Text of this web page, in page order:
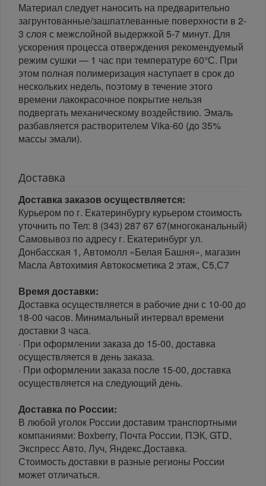
Материал следует наносить на предварительно
загрунтованные/зашпатлеванные поверхности в 2-
3 слоя с межслойной выдержкой 5-7 минут. Для
ускорения процесса отверждения рекомендуемый
режим сушки — 1 час при температуре 60°С. При
этом полная полимеризация наступает в срок до
нескольких недель, поэтому в течение этого
времени лакокрасочное покрытие нельзя
подвергать механическому воздействию. Эмаль
разбавляется растворителем Vika-60 (до 35%
массы эмали).
Доставка
Доставка заказов осуществляется:
Курьером по г. Екатеринбургу курьером стоимость
уточнить по Тел: 8 (343) 287 67 67(многоканальный)
Самовывоз по адресу г. Екатеринбург ул.
Донбасская 1, Автомолл «Белая Башня», магазин
Масла Автохимия Автокосметика 2 этаж, С5,С7
Время доставки:
Доставка осуществляется в рабочие дни с 10-00 до
18-00 часов. Минимальный интервал времени
доставки 3 часа.
· При оформлении заказа до 15-00, доставка
осуществляется в день заказа.
· При оформлении заказа после 15-00, доставка
осуществляется на следующий день.
Доставка по России:
В любой уголок России доставим транспортными
компаниями: Boxberry, Почта России, ПЭК, GTD,
Экспресс Авто, Луч, Яндекс.Доставка.
Стоимость доставки в разные регионы России
может отличаться.